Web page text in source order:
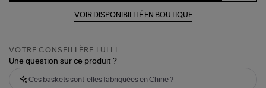
VOIR DISPONIBILITÉ EN BOUTIQUE
VOTRE CONSEILLÈRE LULLI
Une question sur ce produit ?
Ces baskets sont-elles fabriquées en Chine ?